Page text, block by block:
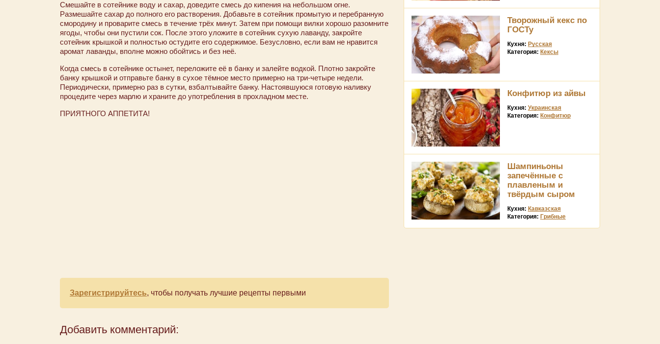
Смешайте в сотейнике воду и сахар, доведите смесь до кипения на небольшом огне.
Размешайте сахар до полного его растворения. Добавьте в сотейник промытую и перебранную
смородину и проварите смесь в течение трёх минут. Затем при помощи вилки хорошо разомните
ягоды, чтобы они пустили сок. После этого уложите в сотейник сухую лаванду, закройте
сотейник крышкой и полностью остудите его содержимое. Безусловно, если вам не нравится
аромат лаванды, вполне можно обойтись и без неё.
Когда смесь в сотейнике остынет, переложите её в банку и залейте водкой. Плотно закройте
банку крышкой и отправьте банку в сухое тёмное место примерно на три-четыре недели.
Периодически, примерно раз в сутки, взбалтывайте банку. Настоявшуюся готовую наливку
процедите через марлю и храните до употребления в прохладном месте.
ПРИЯТНОГО АППЕТИТА!
Зарегистрируйтесь, чтобы получать лучшие рецепты первыми
Добавить комментарий:
Творожный кекс по
ГОСТу
Кухня: Русская
Категория: Кексы
Конфитюр из айвы
Кухня: Украинская
Категория: Конфитюр
Шампиньоны
запечённые с
плавленым и
твёрдым сыром
Кухня: Кавказская
Категория: Грибные